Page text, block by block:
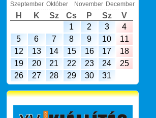
Szeptember Október November December
H K Sz Cs P Sz
V
1
2 3
4
5
6 7 8 9 10
11
12
13 14 15 16 17
18
19
20 21 22 23 24
25
26
27 28 29 30 31